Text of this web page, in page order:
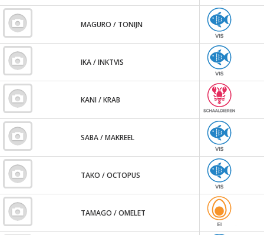
MAGURO / TONIJN
IKA / INKTVIS
KANI / KRAB
SABA / MAKREEL
TAKO / OCTOPUS
TAMAGO / OMELET